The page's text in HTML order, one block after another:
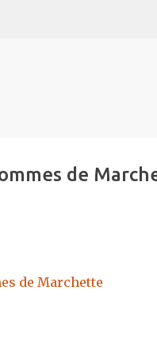
de